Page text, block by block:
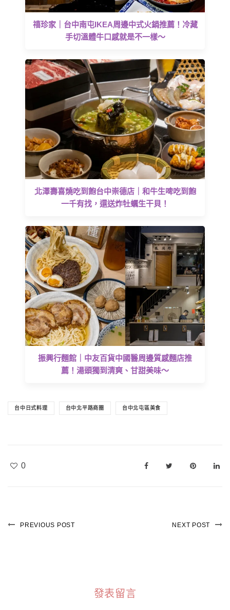
禧珍家｜台中南屯IKEA周邊中式火鍋推薦！冷藏
手切溫體牛口感就是不一樣～
北澤壽喜燒吃到飽台中崇德店｜和牛生啤吃到飽
一千有找，還送炸牡蠣生干貝！
振興行麵館｜中友百貨中國醫周邊質感麵店推
薦！湯頭獨到清爽、甘甜美味～
台中日式料理 台中北平路商圈 台中北屯區美食
0
PREVIOUS POST NEXT POST
發表留言